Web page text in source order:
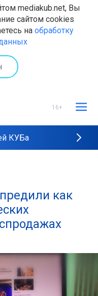
mediakub.net, Вы
сайтом cookies
на обработку
16+
КУБа
как